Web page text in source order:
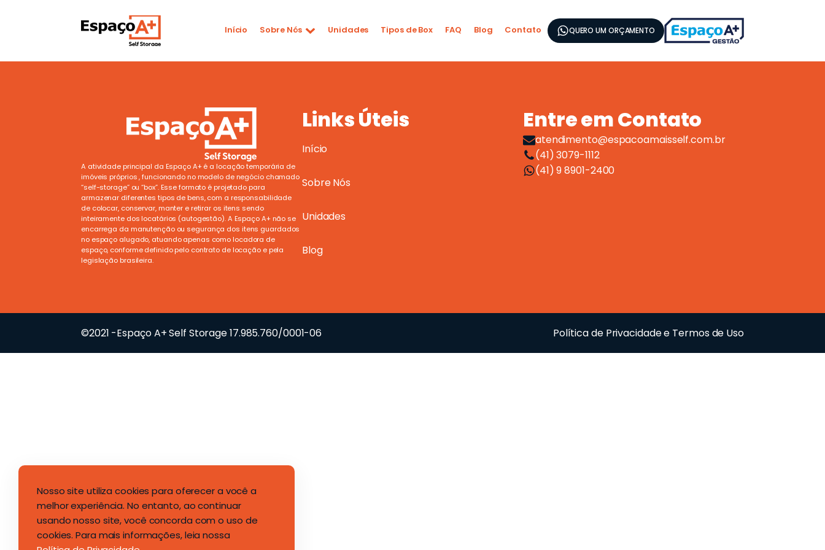
Início Sobre Nós Unidades Tipos de Box FAQ Blog Contato QUERO UM ORÇAMENTO
A atividade principal da Espaço A+ é a locação temporária de
imóveis próprios , funcionando no modelo de negócio chamado
“self-storage” ou “box”. Esse formato é projetado para
armazenar diferentes tipos de bens, com a responsabilidade
de colocar, conservar, manter e retirar os itens sendo
inteiramente dos locatários (autogestão). A Espaço A+ não se
encarrega da manutenção ou segurança dos itens guardados
no espaço alugado, atuando apenas como locadora de
espaço, conforme definido pelo contrato de locação e pela
legislação brasileira.
Links Úteis
Início
Sobre Nós
Unidades
Blog
Entre em Contato
atendimento@espacoamaisself.com.br
(41) 3079-1112
(41) 9 8901-2400
©2021 -Espaço A+ Self Storage 17.985.760/0001-06 Política de Privacidade e Termos de Uso
Nosso site utiliza cookies para oferecer a você a
melhor experiência. No entanto, ao continuar
usando nosso site, você concorda com o uso de
cookies. Para mais informações, leia nossa